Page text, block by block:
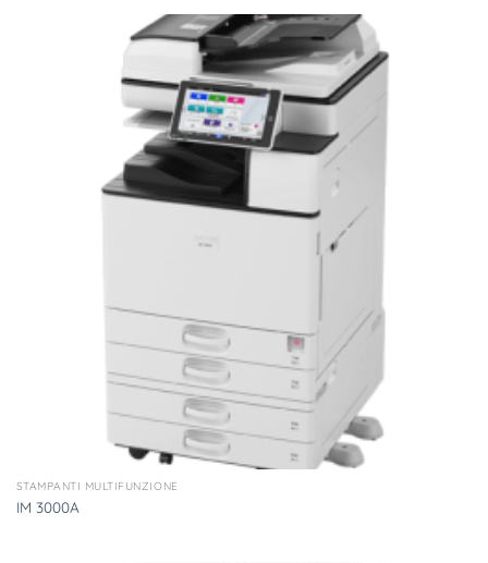
STAMPANTI MULTIFUNZIONE
IM 3000A